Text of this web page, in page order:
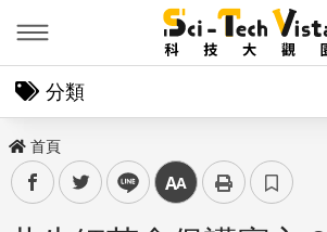
分類
首頁
facebooktwitter line 中